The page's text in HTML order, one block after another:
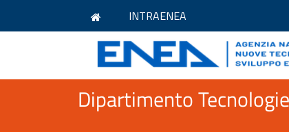
INTRAENEA
Dipartimento